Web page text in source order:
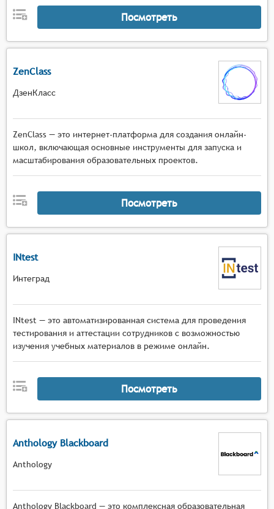
Посмотреть
ZenClass
ДзенКласс
ZenClass — это интернет-платформа для создания онлайн-
школ, включающая основные инструменты для запуска и
масштабирования образовательных проектов.
Посмотреть
INtest
Интеград
INtest — это автоматизированная система для проведения
тестирования и аттестации сотрудников с возможностью
изучения учебных материалов в режиме онлайн.
Посмотреть
Anthology Blackboard
Anthology
Anthology Blackboard — это комплексная образовательная